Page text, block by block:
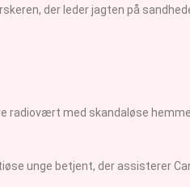
der leder jagten på
radiovært med skandaløse
unge betjent, der assisterer